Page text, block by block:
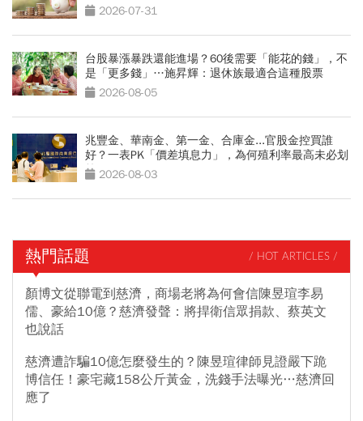
2026-07-31
台股暴漲暴跌還能進場？60後需要「能花的錢」，不
是「更多錢」…施昇輝：退休族最適合這種股票
2026-08-05
兆豐金、華南金、第一金、合庫金...官股金控買誰
好？一表PK「價差填息力」，為何殖利率最高未必划
算 2026-08-03
熱門話題 / HOT ARTICLES /
顏博文從聯電到慈濟，商場老將為何會信陳昱瑄李易
儒、豪給10億？慈濟發聲：將捍衛信眾捐款、蔡英文
也說話
慈濟遭詐騙10億怎麼發生的？陳昱瑄律師見證嚴下跪
博信任！豪宅藏158公斤黃金，洗錢手法曝光…慈濟回
應了